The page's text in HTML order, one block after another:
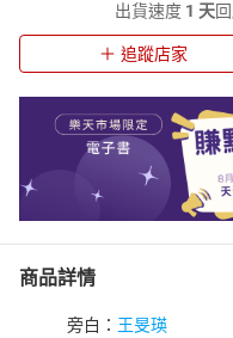
出貨速度 1 天
追蹤店家
商品詳情
旁白： 王旻瑛